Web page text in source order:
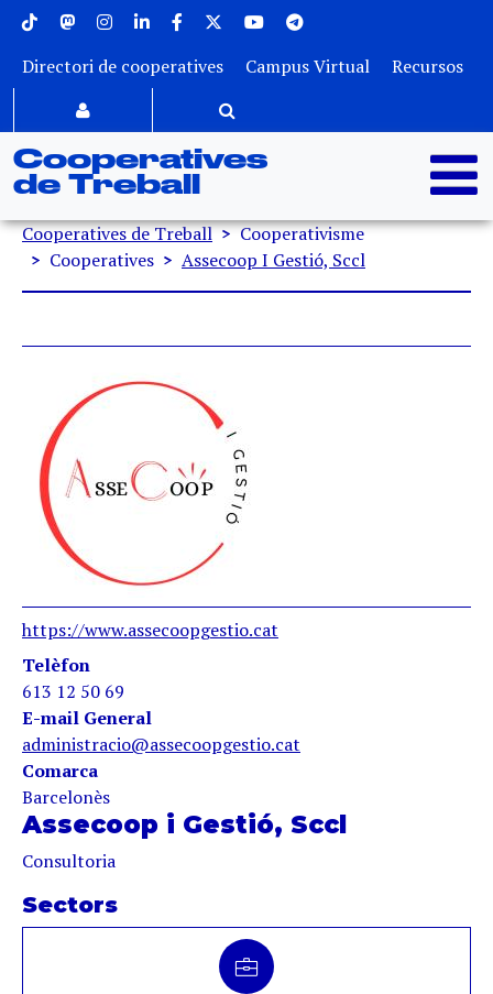
Vés al contingut
Menu superior
Directori de cooperatives Campus Virtual Recursos
Cooperatives
de Treball
Fil d'ariadna
Cooperatives de Treball
Cooperativisme
Cooperatives
Assecoop I Gestió, Sccl
https://www.assecoopgestio.cat
Telèfon
613 12 50 69
E-mail General
administracio@assecoopgestio.cat
Comarca
Barcelonès
Assecoop i Gestió, Sccl
Consultoria
Sectors